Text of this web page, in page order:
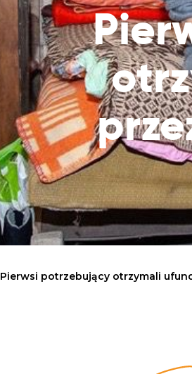
Pierwsi potrzebujący otrzymali